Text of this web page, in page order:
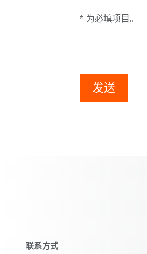
* 为必填项目。
发送
联系方式